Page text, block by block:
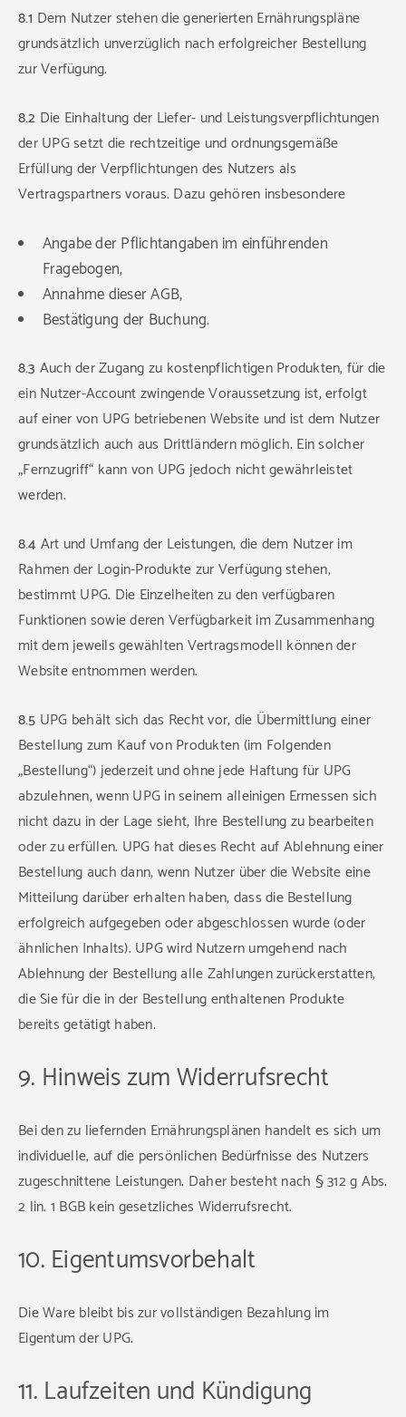
8.1 Dem Nutzer stehen die generierten Ernährungspläne
grundsätzlich unverzüglich nach erfolgreicher Bestellung
zur Verfügung.
8.2 Die Einhaltung der Liefer- und Leistungsverpflichtungen
der UPG setzt die rechtzeitige und ordnungsgemäße
Erfüllung der Verpflichtungen des Nutzers als
Vertragspartners voraus. Dazu gehören insbesondere
Angabe der Pflichtangaben im einführenden
Fragebogen,
Annahme dieser AGB,
Bestätigung der Buchung.
8.3 Auch der Zugang zu kostenpflichtigen Produkten, für die
ein Nutzer-Account zwingende Voraussetzung ist, erfolgt
auf einer von UPG betriebenen Website und ist dem Nutzer
grundsätzlich auch aus Drittländern möglich. Ein solcher
„Fernzugriff“ kann von UPG jedoch nicht gewährleistet
werden.
8.4Art und Umfang der Leistungen, die dem Nutzer im
Rahmen der Login-Produkte zur Verfügung stehen,
bestimmt UPG. Die Einzelheiten zu den verfügbaren
Funktionen sowie deren Verfügbarkeit im Zusammenhang
mit dem jeweils gewählten Vertragsmodell können der
Website entnommen werden.
8.5 UPG behält sich das Recht vor, die Übermittlung einer
Bestellung zum Kauf von Produkten (im Folgenden
„Bestellung“) jederzeit und ohne jede Haftung für UPG
abzulehnen, wenn UPG in seinem alleinigen Ermessen sich
nicht dazu in der Lage sieht, Ihre Bestellung zu bearbeiten
oder zu erfüllen. UPG hat dieses Recht auf Ablehnung einer
Bestellung auch dann, wenn Nutzer über die Website eine
Mitteilung darüber erhalten haben, dass die Bestellung
erfolgreich aufgegeben oder abgeschlossen wurde (oder
ähnlichen Inhalts). UPG wird Nutzern umgehend nach
Ablehnung der Bestellung alle Zahlungen zurückerstatten,
die Sie für die in der Bestellung enthaltenen Produkte
bereits getätigt haben.
9. Hinweis zum Widerrufsrecht
Bei den zu liefernden Ernährungsplänen handelt es sich um
individuelle, auf die persönlichen Bedürfnisse des Nutzers
zugeschnittene Leistungen. Daher besteht nach § 312 g Abs.
2 lin. 1 BGB kein gesetzliches Widerrufsrecht.
10. Eigentumsvorbehalt
Die Ware bleibt bis zur vollständigen Bezahlung im
Eigentum der UPG.
11. Laufzeiten und Kündigung